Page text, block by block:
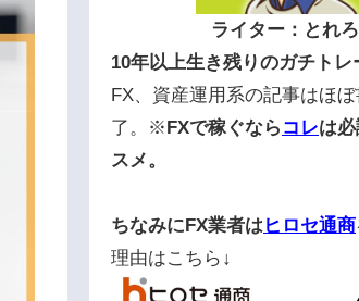
ライター：とれろ
10年以上生き残りのガチトレ
FX、資産運用系の記事はほ
了。※ FXで稼ぐなら コレは
スメ。
ちなみにFX業者はヒロセ通商
理由はこちら↓